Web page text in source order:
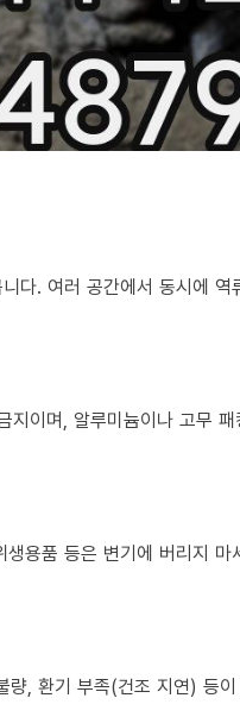
다. 여러 공간에서 동시에
이며, 알루미늄이나 고무
용품 등은 변기에 버리지
, 환기 부족(건조 지연) 등